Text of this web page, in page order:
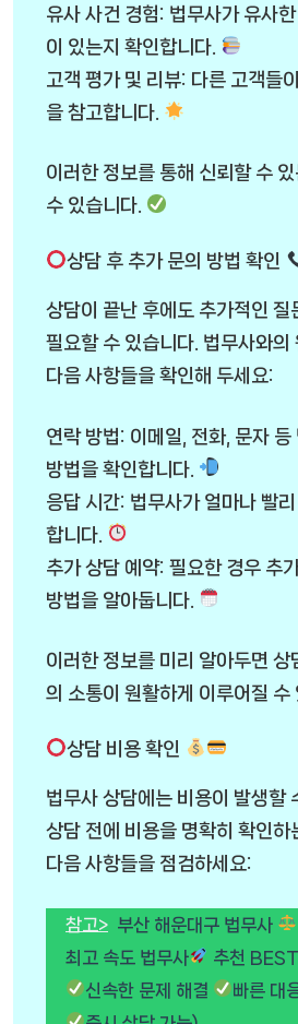
유사 사건 경험: 법무사가 유사
이 있는지 확인합니다.
고객 평가 및 리뷰: 다른 고객들
을 참고합니다.
이러한 정보를 통해 신뢰할 수
수 있습니다.
상담 후 추가 문의 방법 확인
상담이 끝난 후에도 추가적인 질
필요할 수 있습니다. 법무사와의
다음 사항들을 확인해 두세요:
연락 방법: 이메일, 전화, 문자
방법을 확인합니다.
응답 시간: 법무사가 얼마나 빨
합니다.
추가 상담 예약: 필요한 경우 추
방법을 알아둡니다.
이러한 정보를 미리 알아두면 상
의 소통이 원활하게 이루어질 수
상담 비용 확인
법무사 상담에는 비용이 발생할
상담 전에 비용을 명확히 확인하
다음 사항들을 점검하세요:
참고> 부산 해운대구 법무사
최고 속도 법무사
추천
신속한 문제 해결
빠른 대